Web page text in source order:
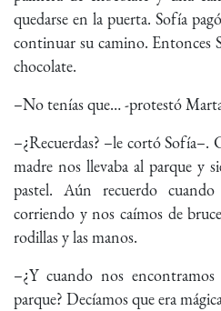
quedarse en la puerta. Sofía
continuar su camino. Entonces
chocolate.
–No tenías que… -protestó
–¿Recuerdas? –le cortó Sofía–.
madre nos llevaba al parque y
pastel. Aún recuerdo
corriendo y nos caímos de
rodillas y las manos.
–¿Y cuando nos
parque? Decíamos que era